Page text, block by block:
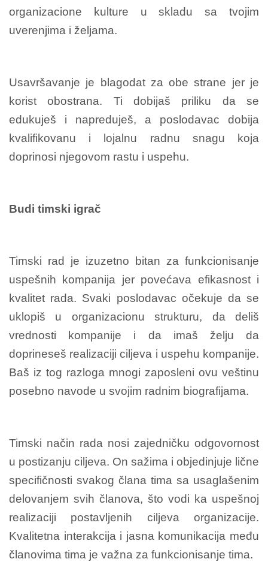
organizacione kulture u skladu sa tvojim
uverenjima i željama.
Usavršavanje je blagodat za obe strane jer je
korist obostrana. Ti dobijaš priliku da se
edukuješ i napreduješ, a poslodavac dobija
kvalifikovanu i lojalnu radnu snagu koja
doprinosi njegovom rastu i uspehu.
Budi timski igrač
Timski rad je izuzetno bitan za funkcionisanje
uspešnih kompanija jer povećava efikasnost i
kvalitet rada. Svaki poslodavac očekuje da se
uklopiš u organizacionu strukturu, da deliš
vrednosti kompanije i da imaš želju da
doprineseš realizaciji ciljeva i uspehu kompanije.
Baš iz tog razloga mnogi zaposleni ovu veštinu
posebno navode u svojim radnim biografijama.
Timski način rada nosi zajedničku odgovornost
u postizanju ciljeva. On sažima i objedinjuje lične
specifičnosti svakog člana tima sa usaglašenim
delovanjem svih članova, što vodi ka uspešnoj
realizaciji postavljenih ciljeva organizacije.
Kvalitetna interakcija i jasna komunikacija među
članovima tima je važna za funkcionisanje tima.